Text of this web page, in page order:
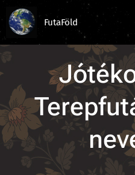
FutaFöld